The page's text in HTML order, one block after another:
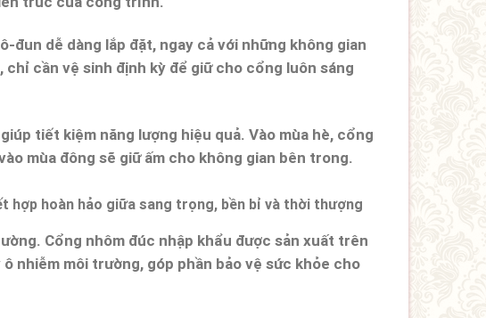
đun dễ dàng lắp đặt, ngay cả với những không gian
cần vệ sinh định kỳ để giữ cho cổng luôn sáng
tiết kiệm năng lượng hiệu quả. Vào mùa hè, cổng
mùa đông sẽ giữ ấm cho không gian bên trong.
Cổng nhôm đúc nhập khẩu được sản xuất trên
nhiễm môi trường, góp phần bảo vệ sức khỏe cho